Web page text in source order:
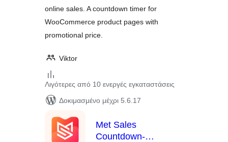
online sales. A countdown timer for
WooCommerce product pages with
promotional price.
Viktor
Λιγότερες από 10 ενεργές εγκαταστάσεις
Δοκιμασμένο μέχρι 5.6.17
Met Sales
Countdown-